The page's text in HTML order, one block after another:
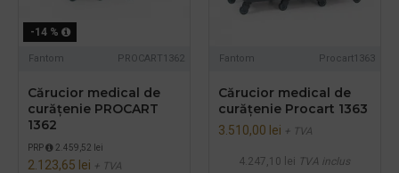
-14 %
Fantom PROCART1362
Cărucior medical de
curățenie PROCART
1362
PRP 2.459,52 lei
2.123,65 lei + TVA
Fantom Procart1363
Cărucior medical de
curățenie Procart 1363
3.510,00 lei + TVA
4.247,10 lei TVA inclus